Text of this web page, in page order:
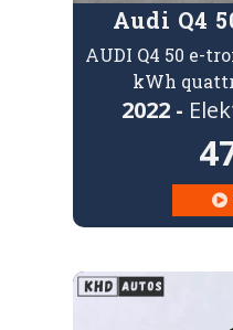
Audi Q4
AUDI Q4 50 e-
kWh
2022 -
